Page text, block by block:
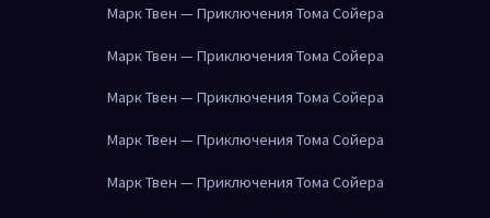
Марк Твен — Приключения Тома Сойера
Марк Твен — Приключения Тома Сойера
Марк Твен — Приключения Тома Сойера
Марк Твен — Приключения Тома Сойера
Марк Твен — Приключения Тома Сойера